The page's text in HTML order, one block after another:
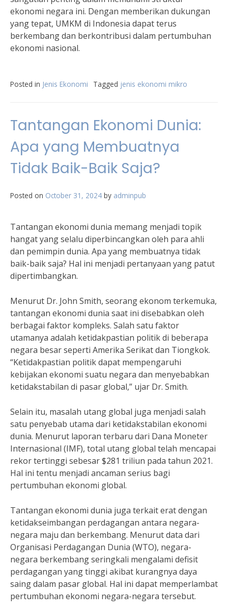
ekonomi negara ini. Dengan memberikan dukungan
yang tepat, UMKM di Indonesia dapat terus
berkembang dan berkontribusi dalam pertumbuhan
ekonomi nasional.
Posted in Jenis Ekonomi Tagged jenis ekonomi mikro
Tantangan Ekonomi Dunia:
Apa yang Membuatnya
Tidak Baik-Baik Saja?
Posted on October 31, 2024 by adminpub
Tantangan ekonomi dunia memang menjadi topik
hangat yang selalu diperbincangkan oleh para ahli
dan pemimpin dunia. Apa yang membuatnya tidak
baik-baik saja? Hal ini menjadi pertanyaan yang patut
dipertimbangkan.
Menurut Dr. John Smith, seorang ekonom terkemuka,
tantangan ekonomi dunia saat ini disebabkan oleh
berbagai faktor kompleks. Salah satu faktor
utamanya adalah ketidakpastian politik di beberapa
negara besar seperti Amerika Serikat dan Tiongkok.
“Ketidakpastian politik dapat mempengaruhi
kebijakan ekonomi suatu negara dan menyebabkan
ketidakstabilan di pasar global,” ujar Dr. Smith.
Selain itu, masalah utang global juga menjadi salah
satu penyebab utama dari ketidakstabilan ekonomi
dunia. Menurut laporan terbaru dari Dana Moneter
Internasional (IMF), total utang global telah mencapai
rekor tertinggi sebesar $281 triliun pada tahun 2021.
Hal ini tentu menjadi ancaman serius bagi
pertumbuhan ekonomi global.
Tantangan ekonomi dunia juga terkait erat dengan
ketidakseimbangan perdagangan antara negara-
negara maju dan berkembang. Menurut data dari
Organisasi Perdagangan Dunia (WTO), negara-
negara berkembang seringkali mengalami defisit
perdagangan yang tinggi akibat kurangnya daya
saing dalam pasar global. Hal ini dapat memperlambat
pertumbuhan ekonomi negara-negara tersebut.